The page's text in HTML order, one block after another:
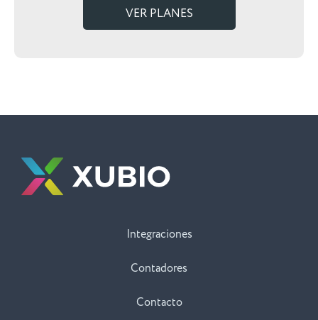
VER PLANES
Integraciones
Contadores
Contacto